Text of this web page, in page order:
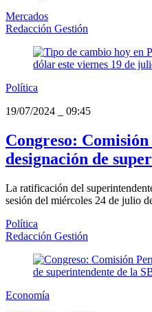
Mercados
Redacción Gestión
Política
19/07/2024
09:45
Congreso:
designación de
La ratificación del
sesión del miércoles 24 de julio
Política
Redacción Gestión
Economía